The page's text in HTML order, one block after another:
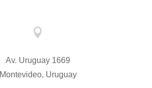

Av. Uruguay 1669
Montevideo, Uruguay